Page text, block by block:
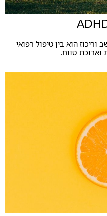
הוא בין טיפול רפואי
וארוכת טווח.